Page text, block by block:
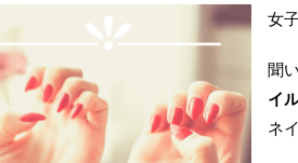
女
聞
イ
ネ